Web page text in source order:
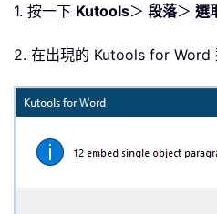
1. 按一下 Kutools＞ 段落＞ 選
2. 在出現的 Kutools for Word